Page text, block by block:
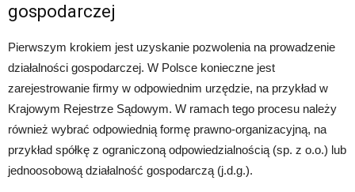
gospodarczej
Pierwszym krokiem jest uzyskanie pozwolenia na prowadzenie
działalności gospodarczej. W Polsce konieczne jest
zarejestrowanie firmy w odpowiednim urzędzie, na przykład w
Krajowym Rejestrze Sądowym. W ramach tego procesu należy
również wybrać odpowiednią formę prawno-organizacyjną, na
przykład spółkę z ograniczoną odpowiedzialnością (sp. z o.o.) lub
jednoosobową działalność gospodarczą (j.d.g.).